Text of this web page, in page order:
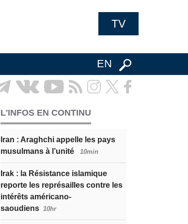
TV
EN
L'INFOS EN CONTINU
Iran : Araghchi appelle les pays
musulmans à l’unité
10min
Irak : la Résistance islamique
reporte les représailles contre les
intérêts américano-
saoudiens 10hr